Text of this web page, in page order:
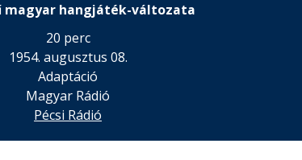
magyar hangjáték-változata
20 perc
1954. augusztus 08.
Adaptáció
Magyar Rádió
Pécsi Rádió